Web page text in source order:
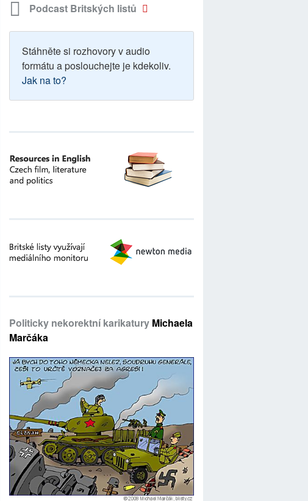
Podcast Britských listů
Stáhněte si rozhovory v audio
formátu a poslouchejte je kdekoliv.
Jak na to?
Politicky nekorektní karikatury Michaela
Marčáka